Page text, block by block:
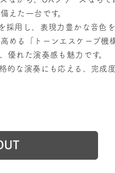
えた一台です。
採用し、表現力豊かな音色を
める「トーンエスケープ機
優れた演奏感も魅力です。
的な演奏にも応える、完成